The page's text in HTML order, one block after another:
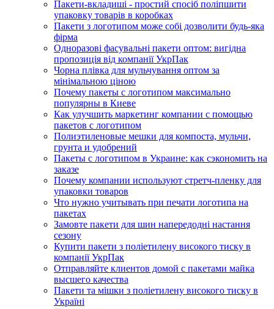
Пакети-вкладиші - простий спосіб поліпшити
упаковку товарів в коробках
Пакети з логотипом може собі дозволити будь-яка
фірма
Одноразові фасувальні пакети оптом: вигідна
пропозиція від компанії УкрПак
Чорна плівка для мульчування оптом за
мінімальною ціною
Почему пакеты с логотипом максимально
популярны в Киеве
Как улучшить маркетинг компании с помощью
пакетов с логотипом
Полиэтиленовые мешки для компоста, мульчи,
грунта и удобрений
Пакеты с логотипом в Украине: как сэкономить на
заказе
Почему компании используют стретч-пленку для
упаковки товаров
Что нужно учитывать при печати логотипа на
пакетах
Замовте пакети для шин напередодні настання
сезону
Купити пакети з поліетилену високого тиску в
компанії УкрПак
Отправляйте клиентов домой с пакетами майка
высшего качества
Пакети та мішки з поліетилену високого тиску в
Україні